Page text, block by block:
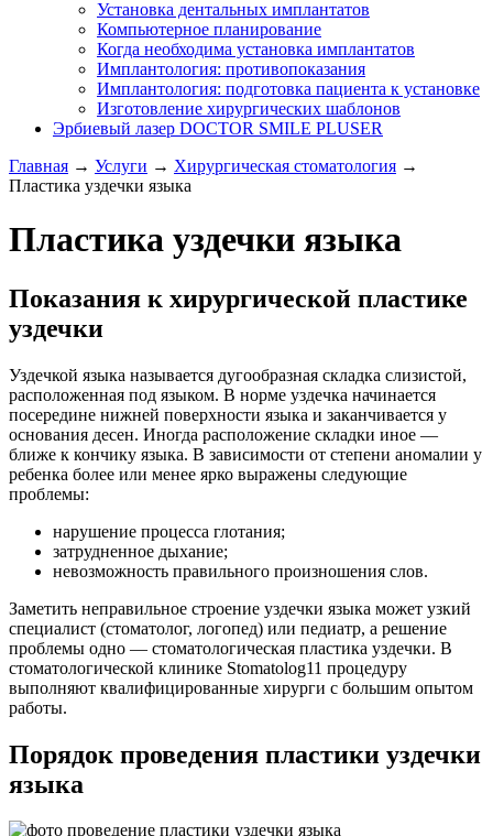
Установка дентальных имплантатов
Компьютерное планирование
Когда необходима установка имплантатов
Имплантология: противопоказания
Имплантология: подготовка пациента к установке
Изготовление хирургических шаблонов
Эрбиевый лазер DOCTOR SMILE PLUSER
Главная → Услуги → Хирургическая стоматология →
Пластика уздечки языка
Пластика уздечки языка
Показания к хирургической пластике
уздечки
Уздечкой языка называется дугообразная складка слизистой,
расположенная под языком. В норме уздечка начинается
посередине нижней поверхности языка и заканчивается у
основания десен. Иногда расположение складки иное —
ближе к кончику языка. В зависимости от степени аномалии у
ребенка более или менее ярко выражены следующие
проблемы:
нарушение процесса глотания;
затрудненное дыхание;
невозможность правильного произношения слов.
Заметить неправильное строение уздечки языка может узкий
специалист (стоматолог, логопед) или педиатр, а решение
проблемы одно — стоматологическая пластика уздечки. В
стоматологической клинике Stomatolog11 процедуру
выполняют квалифицированные хирурги с большим опытом
работы.
Порядок проведения пластики уздечки
языка